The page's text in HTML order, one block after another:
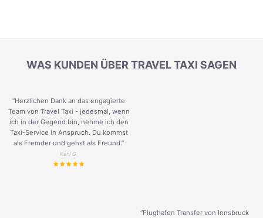
WAS KUNDEN ÜBER TRAVEL TAXI SAGEN
“Herzlichen Dank an das engagierte
Team von Travel Taxi - jedesmal, wenn
ich in der Gegend bin, nehme ich den
Taxi-Service in Anspruch. Du kommst
als Fremder und gehst als Freund.”
Keni G.
“Flughafen Transfer von Innsbruck